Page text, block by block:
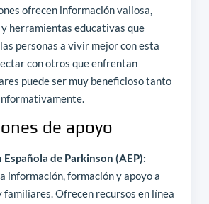
ofrecen información valiosa,
y herramientas educativas que
personas a vivir mejor con esta
con otros que enfrentan
puede ser muy beneficioso tanto
de apoyo
de Parkinson (AEP):
información, formación y apoyo a
familiares. Ofrecen recursos en línea